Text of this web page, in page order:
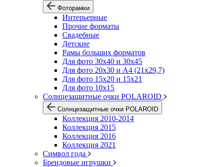
Фоторамки
Интерьерные
Прочие форматы
Свадебные
Детские
Рамы больших форматов
Для фото 30х40 и 30х45
Для фото 20х30 и А4 (21х29,7)
Для фото 15х20 и 15х21
Для фото 10х15
Солнцезащитные очки POLAROID
Солнцезащитные очки POLAROID
Коллекция 2010-2014
Коллекция 2015
Коллекция 2016
Коллекция 2021
Символ года
Брендовые игрушки